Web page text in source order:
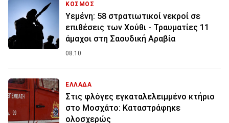
ΚΟΣΜΟΣ
Υεμένη: 58 στρατιωτικοί νεκροί σε
επιθέσεις των Χούθι - Τραυματίες 11
άμαχοι στη Σαουδική Αραβία
08:10
ΕΛΛΑΔΑ
Στις φλόγες εγκαταλελειμμένο κτήριο
στο Μοσχάτο: Καταστράφηκε
ολοσχερώς